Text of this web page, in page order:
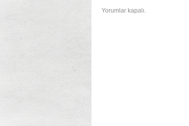
Yorumlar kapalı.